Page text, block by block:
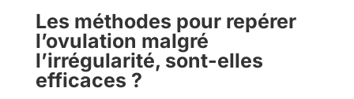
Les méthodes pour repérer
l’ovulation malgré
l’irrégularité, sont-elles
efficaces ?